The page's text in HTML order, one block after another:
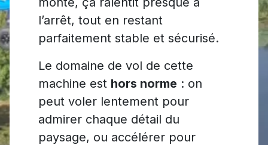
l’arrêt, tout en restant
parfaitement stable et sécurisé.
Le domaine de vol de cette
machine est hors norme : on
peut voler lentement pour
admirer chaque détail du
paysage, ou accélérer pour